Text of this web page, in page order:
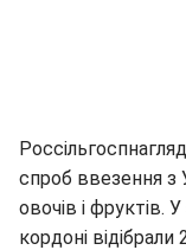
спроб ввезення з
овочів і фруктів.
кордоні